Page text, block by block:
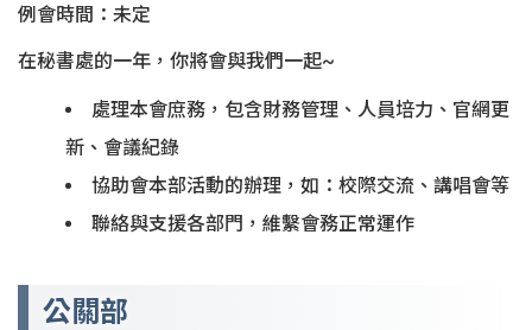
例會時間：未定
在秘書處的一年，你將會與我們一起~
處理本會庶務，包含財務管理、人員培力、官網更
新、會議紀錄
協助會本部活動的辦理，如：校際交流、講唱會等
聯絡與支援各部門，維繫會務正常運作
公關部